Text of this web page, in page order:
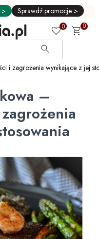
Sprawdź promocje >
0 0
i zagrożenia wynikające z jej
–